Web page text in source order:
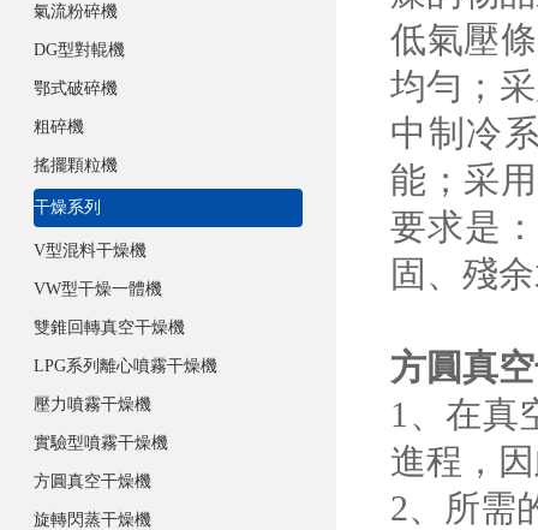
氣流粉碎機
DG型對輥機
鄂式破碎機
粗碎機
搖擺顆粒機
干燥系列
V型混料干燥機
VW型干燥一體機
雙錐回轉真空干燥機
LPG系列離心噴霧干燥機
壓力噴霧干燥機
實驗型噴霧干燥機
方圓真空干燥機
旋轉閃蒸干燥機
低氣壓條
均勻；采
中制冷系
能；采用
要求是：
固、殘
方圓真
1、
進程，因
2、所